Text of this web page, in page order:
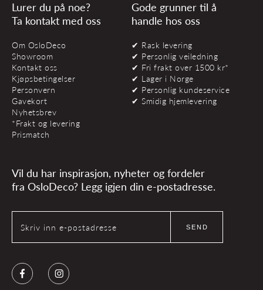
Lurer du på noe?
Ta kontakt med oss
Om OsloDeco
Showroom
Kontakt oss
Kjøpsbetingelser
Personvern
Gavekort
Nyhetsbrev
*Frakt og levering
Prismatch
Gode grunner til å
handle hos oss
✔ Rask levering
✔ Personlig veiledning
✔ Fri frakt over 1500 kr*
✔ Lager i Norge
✔ Personlig kundeservice
✔ Smidig hjemlevering
Vil du har inspirasjon, nyheter og fordeler
fra OsloDeco? Legg igjen din e-postadresse.
Skriv inn e-postadresse SEND
FacebookInstagram